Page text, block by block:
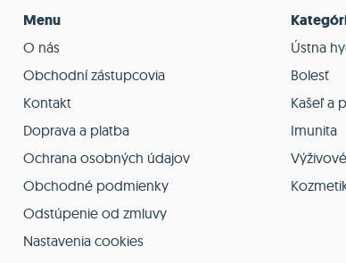
Menu
O nás
Obchodní zástupcovia
Kontakt
Doprava a platba
Ochrana osobných údajov
Obchodné podmienky
Odstúpenie od zmluvy
Nastavenia cookies
Ústna
Bolesť
Kašeľ a
Imunita